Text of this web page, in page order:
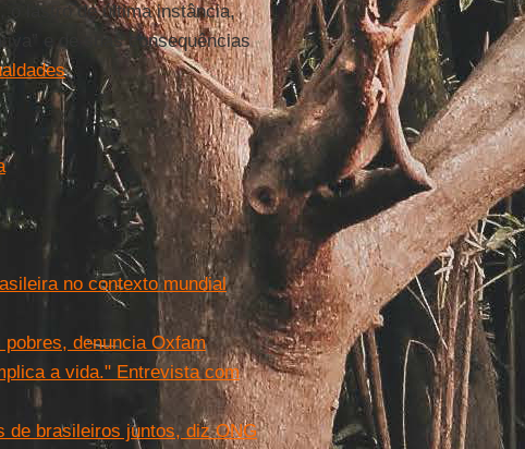
o lastro de última instância,
e de suas consequências
.
no contexto mundial
denuncia Oxfam
a vida." Entrevista com
de brasileiros juntos, diz ONG